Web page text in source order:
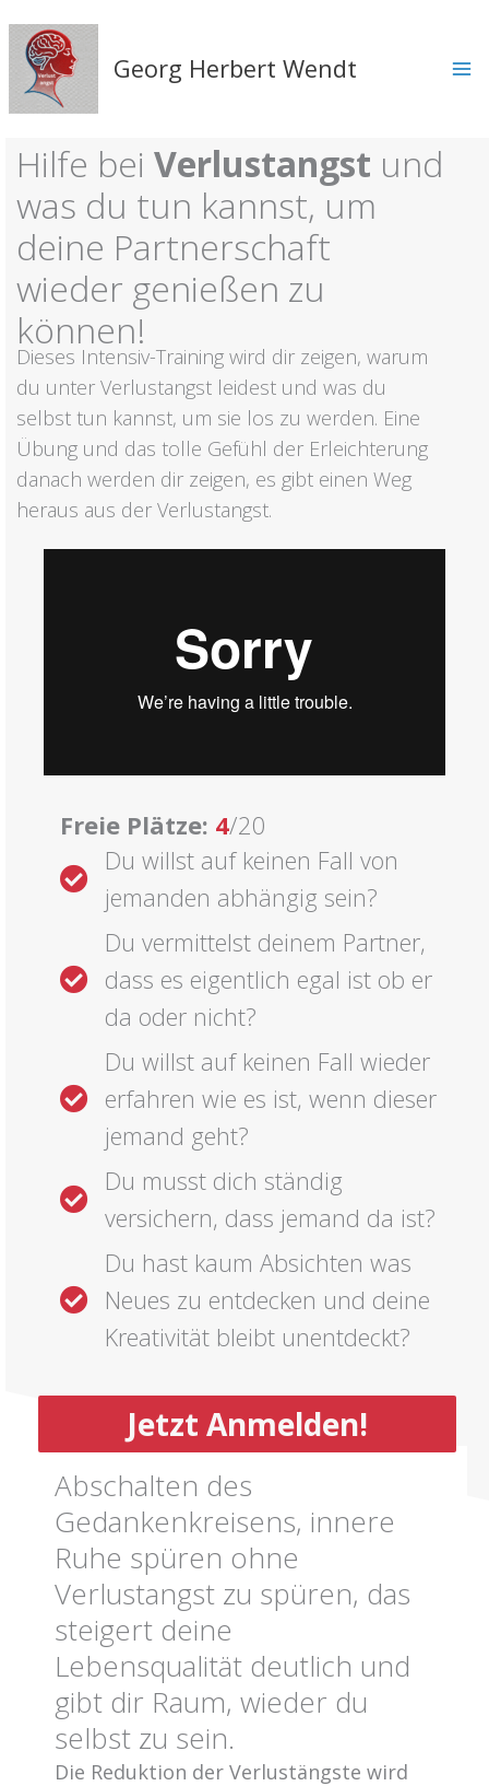
Inhalt
springen
Georg Herbert Wendt
Hilfe bei Verlustangst und
was du tun kannst, um
deine Partnerschaft
wieder genießen zu
können!
Dieses Intensiv-Training wird dir zeigen, warum
du unter Verlustangst leidest und was du
selbst tun kannst, um sie los zu werden. Eine
Übung und das tolle Gefühl der Erleichterung
danach werden dir zeigen, es gibt einen Weg
heraus aus der Verlustangst.
Freie Plätze: 4/20
Du willst auf keinen Fall von
jemanden abhängig sein?
Du vermittelst deinem Partner,
dass es eigentlich egal ist ob er
da oder nicht?
Du willst auf keinen Fall wieder
erfahren wie es ist, wenn dieser
jemand geht?
Du musst dich ständig
versichern, dass jemand da ist?
Du hast kaum Absichten was
Neues zu entdecken und deine
Kreativität bleibt unentdeckt?
Jetzt Anmelden!
Abschalten des
Gedankenkreisens, innere
Ruhe spüren ohne
Verlustangst zu spüren, das
steigert deine
Lebensqualität deutlich und
gibt dir Raum, wieder du
selbst zu sein.
Die Reduktion der Verlustängste wird